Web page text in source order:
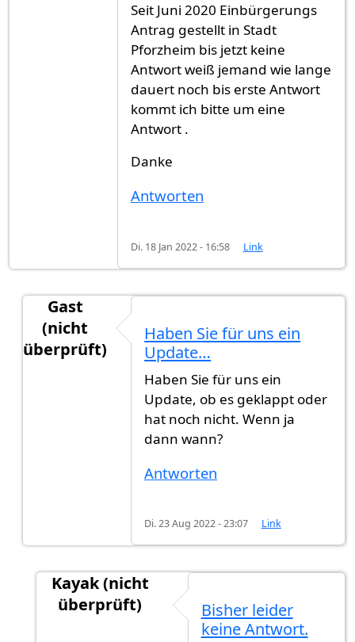
Seit Juni 2020 Einbürgerungs
Antrag gestellt in Stadt
Pforzheim bis jetzt keine
Antwort weiß jemand wie lange
dauert noch bis erste Antwort
kommt ich bitte um eine
Antwort .
Danke
Antworten
Di. 18 Jan 2022 - 16:58 Link
Gast
(nicht
überprüft)
Haben Sie für uns ein
Update…
Haben Sie für uns ein
Update, ob es geklappt oder
hat noch nicht. Wenn ja
dann wann?
Antworten
Di. 23 Aug 2022 - 23:07 Link
Kayak (nicht
überprüft)
Haben Sie für uns ein Update…
Bisher leider
keine Antwort.